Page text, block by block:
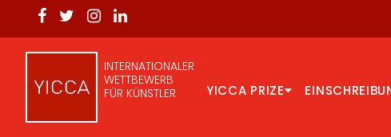
INTERNATIONALER
WETTBEWERB
FÜR KÜNSTLER
YICCA PRIZE